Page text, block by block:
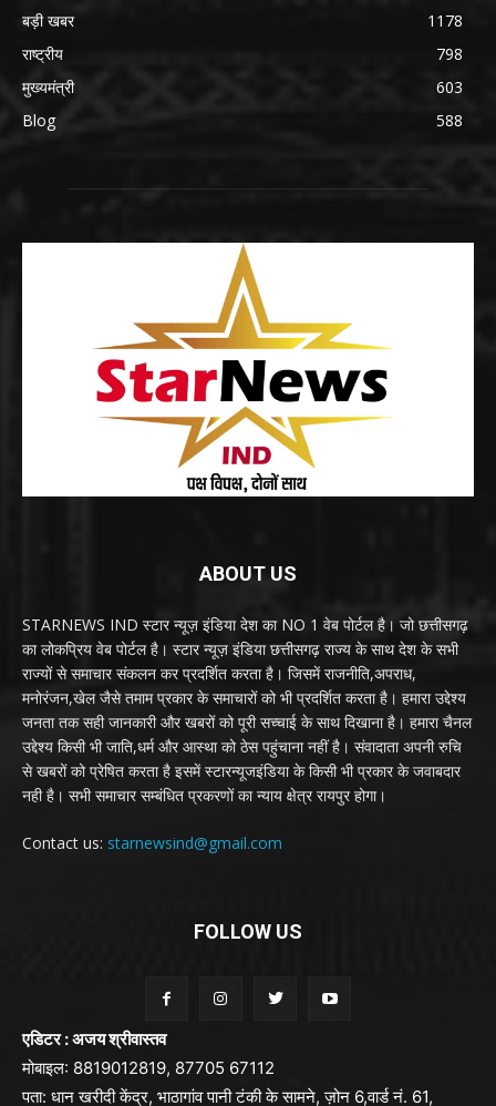
बड़ी खबर
1178
राष्ट्रीय
798
मुख्यमंत्री
603
Blog
588
ABOUT US
STARNEWS IND स्टार न्यूज़ इंडिया देश का NO 1 वेब पोर्टल है। जो छत्तीसगढ़
का लोकप्रिय वेब पोर्टल है। स्टार न्यूज़ इंडिया छत्तीसगढ़ राज्य के साथ देश के सभी
राज्यों से समाचार संकलन कर प्रदर्शित करता है। जिसमें राजनीति,अपराध,
मनोरंजन,खेल जैसे तमाम प्रकार के समाचारों को भी प्रदर्शित करता है। हमारा उद्देश्य
जनता तक सही जानकारी और खबरों को पूरी सच्चाई के साथ दिखाना है। हमारा चैनल
उद्देश्य किसी भी जाति,धर्म और आस्था को ठेस पहुंचाना नहीं है। संवादाता अपनी रुचि
से खबरों को प्रेषित करता है इसमें स्टारन्यूजइंडिया के किसी भी प्रकार के जवाबदार
नही है। सभी समाचार सम्बंधित प्रकरणों का न्याय क्षेत्र रायपुर होगा।
Contact us: starnewsind@gmail.com
FOLLOW US
एडिटर : अजय श्रीवास्तव
मोबाइल: 8819012819, 87705 67112
पता: धान खरीदी केंद्र, भाठागांव पानी टंकी के सामने, ज़ोन 6,वार्ड नं. 61,